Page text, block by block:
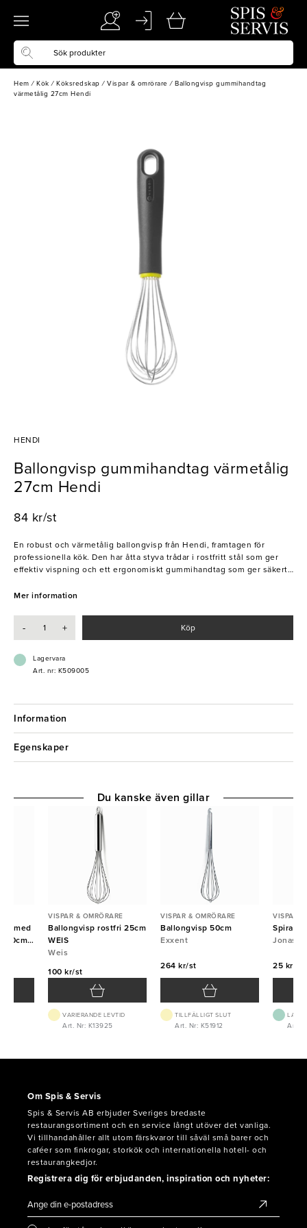
Hem / Kök / Köksredskap / Vispar & omrörare / Ballongvisp gummihandtag
värmetålig 27cm Hendi
HENDI
Ballongvisp gummihandtag värmetålig
27cm Hendi
84 kr/st
En robust och värmetålig ballongvisp från Hendi, framtagen för
professionella kök. Den har åtta styva trådar i rostfritt stål som ger
effektiv vispning och ett ergonomiskt gummihandtag som ger säkert
blandningar.
- Ergonomiskt gummihandtag
- Utrustad med upphängningsögla
Mer information
- + Köp
Lagervara
Art. nr: K509005
Information
Egenskaper
med
80cm
VISPAR & OMRÖRARE
Ballongvisp rostfri 25cm
WEIS
Weis
100 kr/st
VARIERANDE LEVTID
Art. Nr: K13925
VISPAR & OMRÖRARE
Ballongvisp 50cm
Exxent
264 kr/st
TILLFÄLLIGT SLUT
Art. Nr: K51912
VISPAR &
Jonas
25 kr/st
Art.
Du kanske även gillar
Om Spis & Servis
Spis & Servis AB erbjuder Sveriges bredaste
restaurangsortiment och en service långt utöver det vanliga.
Vi tillhandahåller allt utom färskvaror till såväl små barer och
caféer som finkrogar, storkök och internationella hotell- och
restaurangkedjor.
Registrera dig för erbjudanden, inspiration och nyheter: